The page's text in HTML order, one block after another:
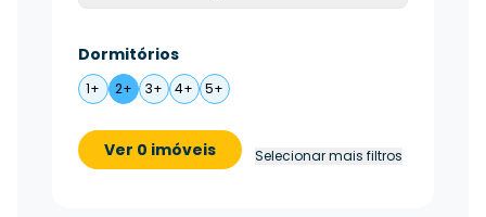
Dormitórios
1+ 2+ 3+ 4+ 5+
Ver 0 imóveis Selecionar mais filtros